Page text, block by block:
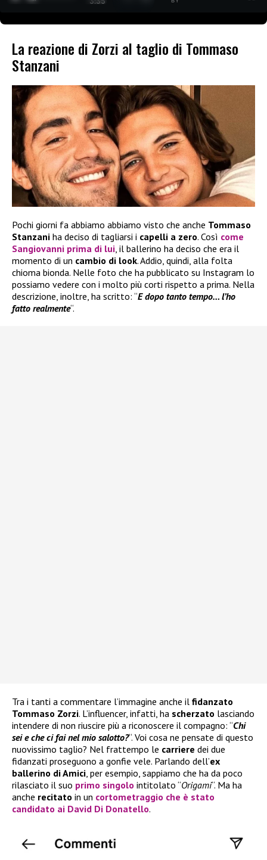
La reazione di Zorzi al taglio di Tommaso
Stanzani
Pochi giorni fa abbiamo abbiamo visto che anche Tommaso
Stanzani ha deciso di tagliarsi i capelli a zero. Così come
Sangiovanni prima di lui, il ballerino ha deciso che era il
momento di un cambio di look. Addio, quindi, alla folta
chioma bionda. Nelle foto che ha pubblicato su Instagram lo
possiamo vedere con i molto più corti rispetto a prima. Nella
descrizione, inoltre, ha scritto: “E dopo tanto tempo… l’ho
fatto realmente“.
Tra i tanti a commentare l’immagine anche il fidanzato
Tommaso Zorzi. L’influencer, infatti, ha scherzato lasciando
intendere di non riuscire più a riconoscere il compagno: “Chi
sei e che ci fai nel mio salotto?“. Voi cosa ne pensate di questo
nuovissimo taglio? Nel frattempo le carriere dei due
fidanzati proseguono a gonfie vele. Parlando dell’ex
ballerino di Amici, per esempio, sappiamo che ha da poco
rilasciato il suo primo singolo intitolato “Origami“. Ma ha
anche recitato in un cortometraggio che è stato
candidato ai David Di Donatello.